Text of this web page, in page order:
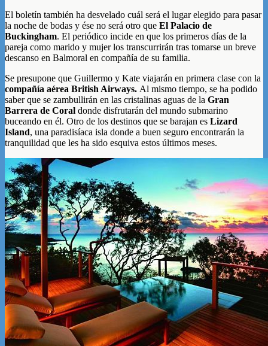
El boletín también ha desvelado cuál será el lugar elegido para pasar
la noche de bodas y ése no será otro que El Palacio de
Buckingham. El periódico incide en que los primeros días de la
pareja como marido y mujer los transcurrirán tras tomarse un breve
descanso en Balmoral en compañía de su familia.
Se presupone que Guillermo y Kate viajarán en primera clase con la
compañía aérea British Airways. Al mismo tiempo, se ha podido
saber que se zambullirán en las cristalinas aguas de la Gran
Barrera de Coral donde disfrutarán del mundo submarino
buceando en él. Otro de los destinos que se barajan es Lizard
Island, una paradisíaca isla donde a buen seguro encontrarán la
tranquilidad que les ha sido esquiva estos últimos meses.